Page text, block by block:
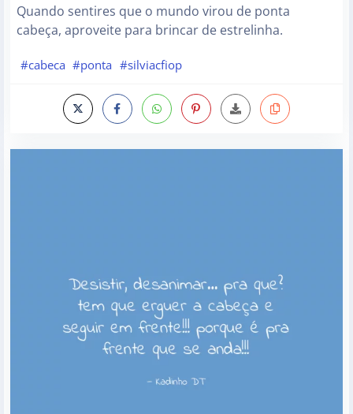
Quando sentires que o mundo virou de ponta
cabeça, aproveite para brincar de estrelinha.
#cabeca #ponta #silviacfiop